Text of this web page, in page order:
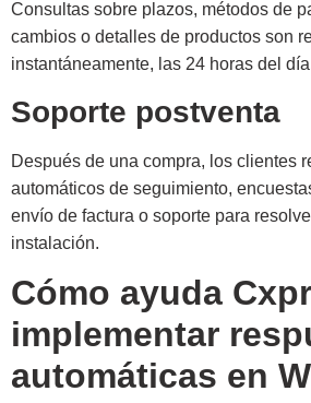
Consultas sobre plazos, métodos de
cambios o detalles de productos son
instantáneamente, las 24 horas del
Soporte postventa
Después de una compra, los clientes
automáticos de seguimiento,
envío de factura o soporte para
instalación.
Cómo ayuda
implementar
automáticas en